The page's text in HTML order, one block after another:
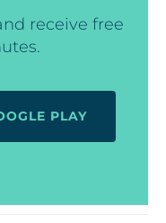
receive free
PLAY